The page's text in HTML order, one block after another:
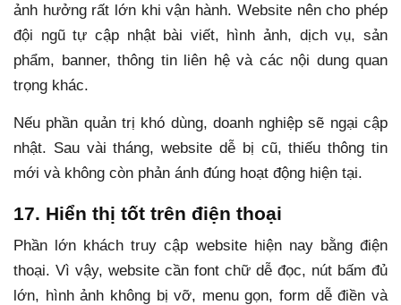
ảnh hưởng rất lớn khi vận hành. Website nên cho phép
đội ngũ tự cập nhật bài viết, hình ảnh, dịch vụ, sản
phẩm, banner, thông tin liên hệ và các nội dung quan
trọng khác.
Nếu phần quản trị khó dùng, doanh nghiệp sẽ ngại cập
nhật. Sau vài tháng, website dễ bị cũ, thiếu thông tin
mới và không còn phản ánh đúng hoạt động hiện tại.
17. Hiển thị tốt trên điện thoại
Phần lớn khách truy cập website hiện nay bằng điện
thoại. Vì vậy, website cần font chữ dễ đọc, nút bấm đủ
lớn, hình ảnh không bị vỡ, menu gọn, form dễ điền và